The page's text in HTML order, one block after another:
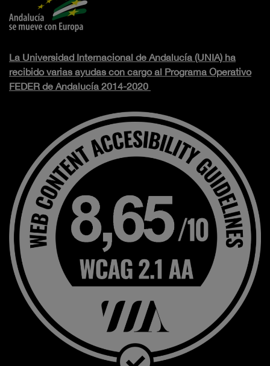
La Universidad Internacional de Andalucía (UNIA) ha
recibido varias ayudas con cargo al Programa Operativo
FEDER de Andalucía 2014-2020